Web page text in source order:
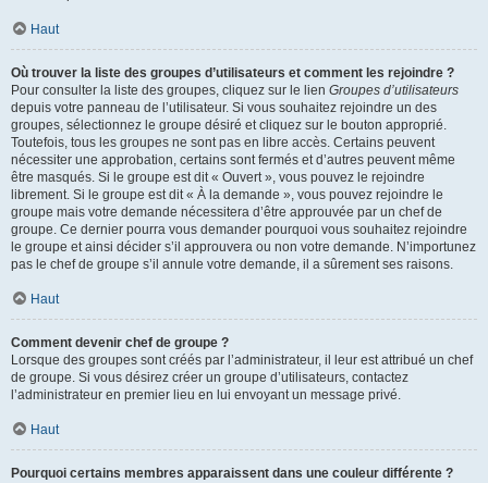
Haut
Où trouver la liste des groupes d’utilisateurs et comment les rejoindre ?
Pour consulter la liste des groupes, cliquez sur le lien Groupes d’utilisateurs
depuis votre panneau de l’utilisateur. Si vous souhaitez rejoindre un des
groupes, sélectionnez le groupe désiré et cliquez sur le bouton approprié.
Toutefois, tous les groupes ne sont pas en libre accès. Certains peuvent
nécessiter une approbation, certains sont fermés et d’autres peuvent même
être masqués. Si le groupe est dit « Ouvert », vous pouvez le rejoindre
librement. Si le groupe est dit « À la demande », vous pouvez rejoindre le
groupe mais votre demande nécessitera d’être approuvée par un chef de
groupe. Ce dernier pourra vous demander pourquoi vous souhaitez rejoindre
le groupe et ainsi décider s’il approuvera ou non votre demande. N’importunez
pas le chef de groupe s’il annule votre demande, il a sûrement ses raisons.
Haut
Comment devenir chef de groupe ?
Lorsque des groupes sont créés par l’administrateur, il leur est attribué un chef
de groupe. Si vous désirez créer un groupe d’utilisateurs, contactez
l’administrateur en premier lieu en lui envoyant un message privé.
Haut
Pourquoi certains membres apparaissent dans une couleur différente ?